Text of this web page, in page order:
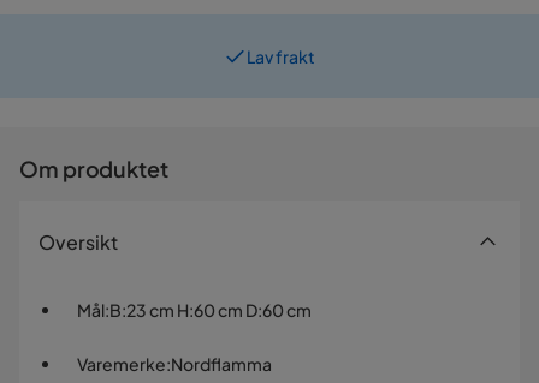
Lav frakt
Om produktet
Oversikt
Mål:B:23 cm H:60 cm D:60 cm
Varemerke:Nordflamma